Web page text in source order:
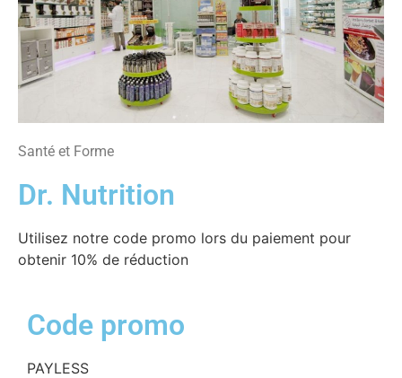
Santé et Forme
Dr. Nutrition
Utilisez notre code promo lors du paiement pour
obtenir 10% de réduction
Code promo
PAYLESS